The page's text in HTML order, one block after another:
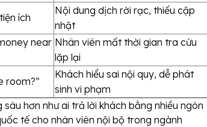
ích
Nội dung dịch rời rạc, thiếu cập
nhật
near Nhân viên mất thời gian tra cứu
lặp lại
room?”
Khách hiểu sai nội quy, dễ phát
sinh vi phạm
hơn như ai trả lời khách bằng nhiều ngôn
tế cho nhân viên nội bộ trong ngành